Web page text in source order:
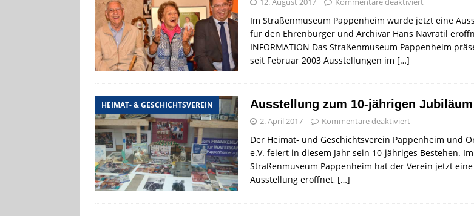
Im Straßenmuseum Pappenheim wurde jetzt eine
für den Ehrenbürger und Archivar Hans Navratil
INFORMATION Das Straßenmuseum Pappenheim
seit Februar 2003 Ausstellungen im […]
HEIMAT- & GESCHICHTSVEREIN Ausstellung zum 10-jährigen Jubiläum
2. April 2017 Kommentare deaktiviert
Der Heimat- und Geschichtsverein Pappenheim und
e.V. feiert in diesem Jahr sein 10-jähriges Bestehen. Im
Straßenmuseum Pappenheim hat der Verein jetzt eine
Ausstellung eröffnet, […]